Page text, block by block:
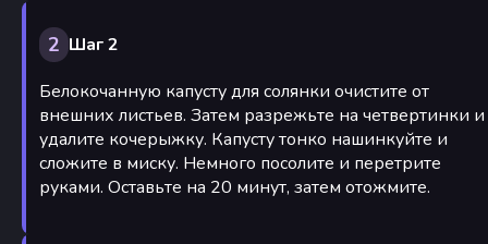
2 Шаг 2
Белокочанную капусту для солянки очистите от
внешних листьев. Затем разрежьте на четвертинки и
удалите кочерыжку. Капусту тонко нашинкуйте и
сложите в миску. Немного посолите и перетрите
руками. Оставьте на 20 минут, затем отожмите.